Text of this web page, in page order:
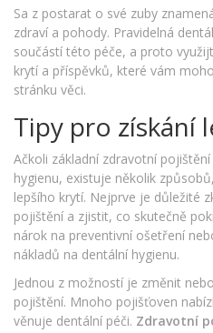
Sa z postarat o své zuby
zdraví a pohody. Pravidelná
součástí této péče, a proto
krytí a příspěvků, které vám
stránku věci.
Tipy pro získání
Ačkoli základní zdravotní
hygienu, existuje několik
lepšího krytí. Nejprve je důležité
pojištění a zjistit, co skutečně
nárok na preventivní ošetření
nákladů na dentální hygienu.
Jednou z možností je změnit
pojištění. Mnoho pojišťoven
věnuje dentální péči. Zdravotní